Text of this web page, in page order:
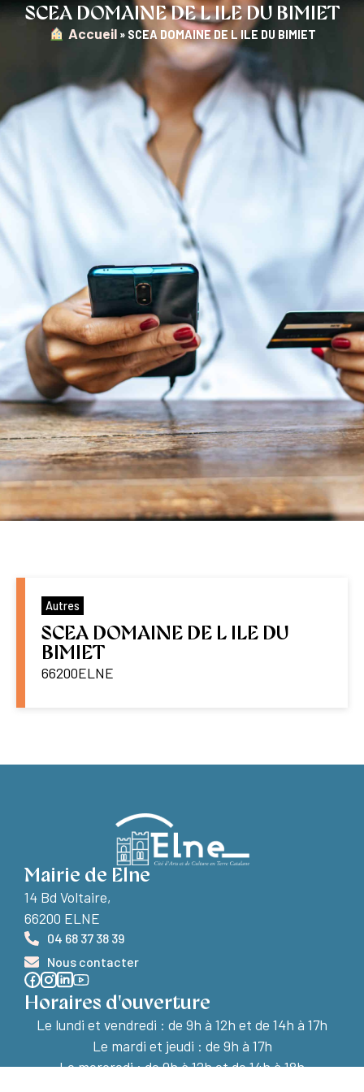
SCEA DOMAINE DE L ILE DU BIMIET
︎ Accueil » SCEA DOMAINE DE L ILE DU BIMIET
Autres
SCEA DOMAINE DE L ILE DU
BIMIET
66200ELNE
Mairie de Elne
14 Bd Voltaire,
66200 ELNE
04 68 37 38 39
Nous contacter
Horaires d'ouverture
Le lundi et vendredi : de 9h à 12h et de 14h à 17h
Le mardi et jeudi : de 9h à 17h
Le mercredi : de 9h à 12h et de 14h à 18h